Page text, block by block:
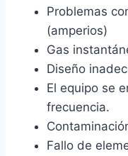
Problemas
(amperios)
Gas
Diseño
El equipo se
frecuencia.
Fallo de